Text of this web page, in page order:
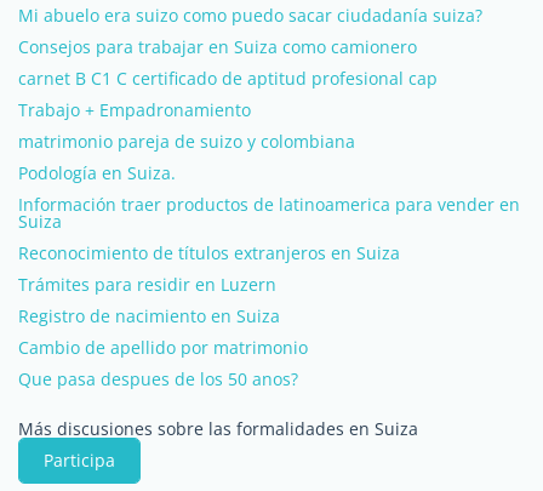
Mi abuelo era suizo como puedo sacar ciudadanía suiza?
Consejos para trabajar en Suiza como camionero
carnet B C1 C certificado de aptitud profesional cap
Trabajo + Empadronamiento
matrimonio pareja de suizo y colombiana
Podología en Suiza.
Información traer productos de latinoamerica para vender en
Suiza
Reconocimiento de títulos extranjeros en Suiza
Trámites para residir en Luzern
Registro de nacimiento en Suiza
Cambio de apellido por matrimonio
Que pasa despues de los 50 anos?
Más discusiones sobre las formalidades en Suiza
Participa